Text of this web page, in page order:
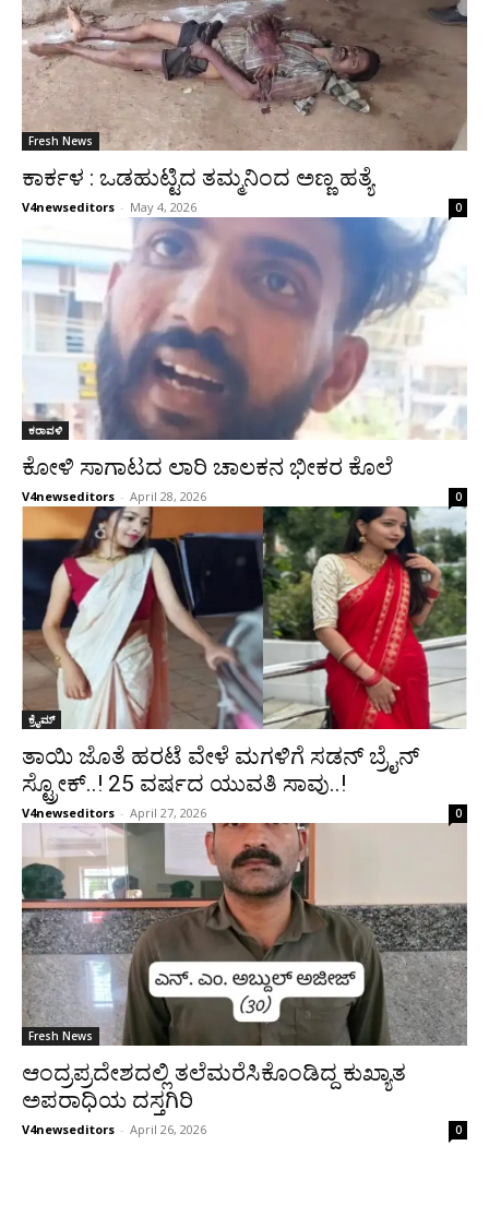
Fresh News
ಕಾರ್ಕಳ : ಒಡಹುಟ್ಟಿದ ತಮ್ಮನಿಂದ ಅಣ್ಣ ಹತ್ಯೆ
V4newseditors - May 4, 2026 0
ಕರಾವಳಿ
ಕೋಳಿ ಸಾಗಾಟದ ಲಾರಿ ಚಾಲಕನ ಭೀಕರ ಕೊಲೆ
V4newseditors - April 28, 2026 0
ಕ್ರೈಮ್
ತಾಯಿ ಜೊತೆ ಹರಟೆ ವೇಳೆ ಮಗಳಿಗೆ ಸಡನ್ ಬ್ರೈನ್
ಸ್ಟ್ರೋಕ್..! 25 ವರ್ಷದ ಯುವತಿ ಸಾವು..!
V4newseditors - April 27, 2026 0
Fresh News
ಆಂದ್ರಪ್ರದೇಶದಲ್ಲಿ ತಲೆಮರೆಸಿಕೊಂಡಿದ್ದ ಕುಖ್ಯಾತ
ಅಪರಾಧಿಯ ದಸ್ತಗಿರಿ
V4newseditors - April 26, 2026 0